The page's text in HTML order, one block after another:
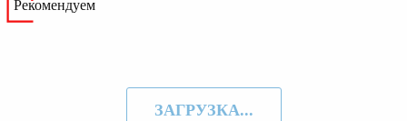
Рекомендуем
ЗАГРУЗКА...